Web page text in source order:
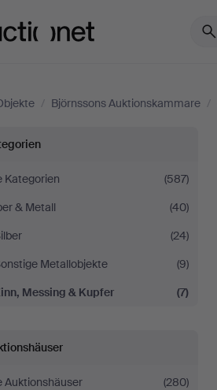
/ Björnssons Auktionskammare /
Kategorien
(587)
& Metall
(40)
(24)
Metallobjekte
(9)
Messing & Kupfer
(7)
Auktionshäuser
(280)